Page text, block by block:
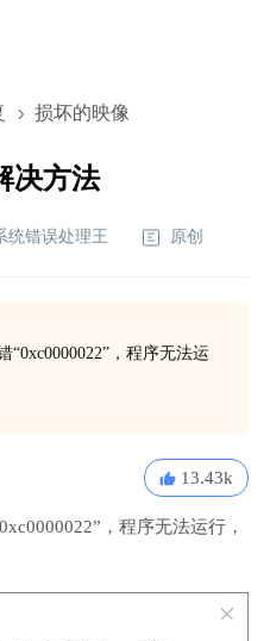
损坏的映像
决方法
统错误处理王 原创
，程序无法运
13.43k
，程序无法运行，